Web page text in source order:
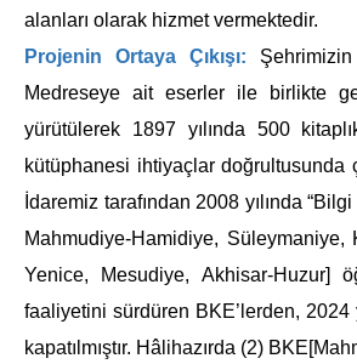
alanları olarak hizmet vermektedir.
Projenin Ortaya Çıkışı:
Medreseye ait eserler ile birlikte
yürütülerek 1897 yılında 500
kütüphanesi ihtiyaçlar doğrultusunda
İdaremiz tarafından 2008 yılında
Mahmudiye-Hamidiye,
Yenice, Mesudiye, Akhisar-Huzur]
faaliyetini sürdüren BKE’lerden, 2024
kapatılmıştır. Hâlihazırda (2)